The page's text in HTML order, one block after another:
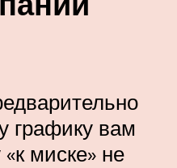
графику вам
миске» не